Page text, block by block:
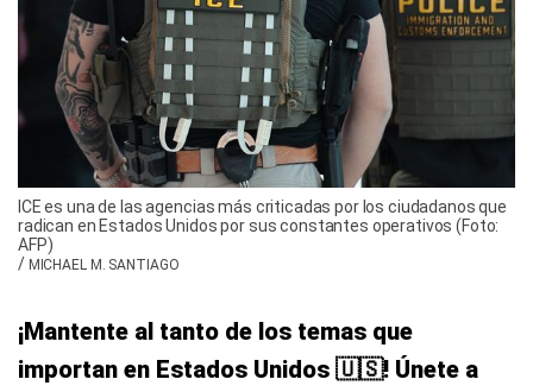
ICE es una de las agencias más criticadas por los ciudadanos que
radican en Estados Unidos por sus constantes operativos (Foto:
AFP)
/ MICHAEL M. SANTIAGO
¡Mantente al tanto de los temas que
importan en Estados Unidos 🇺🇸! Únete a